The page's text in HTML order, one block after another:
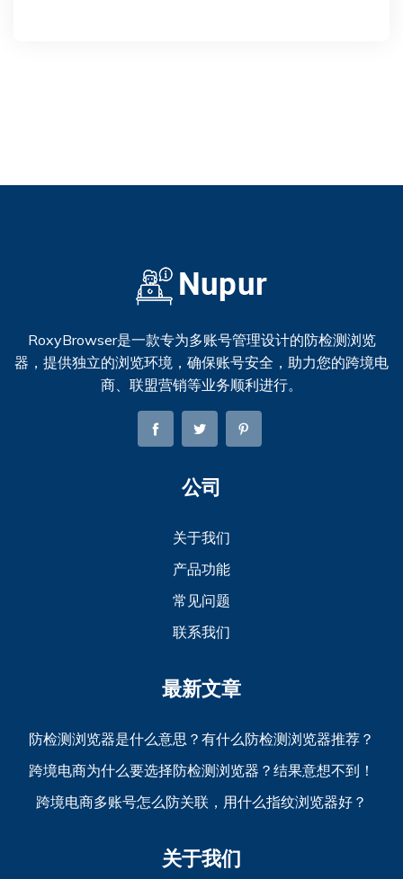
RoxyBrowser是一款专为多账号管理设计的防检测浏览
器，提供独立的浏览环境，确保账号安全，助力您的跨境电
商、联盟营销等业务顺利进行。
公司
关于我们
产品功能
常见问题
联系我们
最新文章
防检测浏览器是什么意思？有什么防检测浏览器推荐？
跨境电商为什么要选择防检测浏览器？结果意想不到！
跨境电商多账号怎么防关联，用什么指纹浏览器好？
关于我们